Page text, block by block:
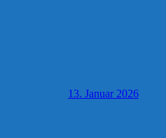
13. Januar 2026